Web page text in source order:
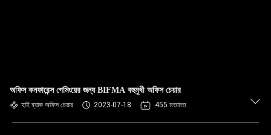
অফিস কনফারেন্স গেমিংয়ের জন্য BIFMA বহুমুখী অফিস চেয়ার
হাই ব্যাক অফিস চেয়ার 2023-07-18 455 মতামত